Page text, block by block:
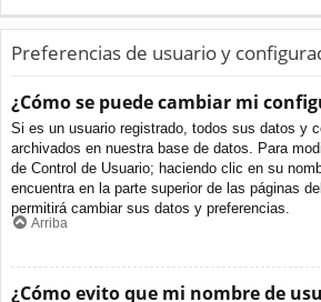
Preferencias de usuario y
¿Cómo se puede cambiar mi
Si es un usuario registrado, todos sus datos y
archivados en nuestra base de datos. Para
de Control de Usuario; haciendo clic en su
encuentra en la parte superior de las páginas
permitirá cambiar sus datos y preferencias.
Arriba
¿Cómo evito que mi nombre de